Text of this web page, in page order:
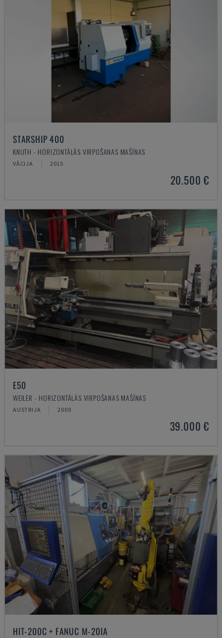
STARSHIP 400
KNUTH - HORIZONTĀLĀS VIRPOŠANAS MAŠĪNAS
VĀCIJA 2015
20.500 €
E50
WEILER - HORIZONTĀLĀS VIRPOŠANAS MAŠĪNAS
AUSTRIJA 2009
39.000 €
HIT-200C + FANUC M-20IA